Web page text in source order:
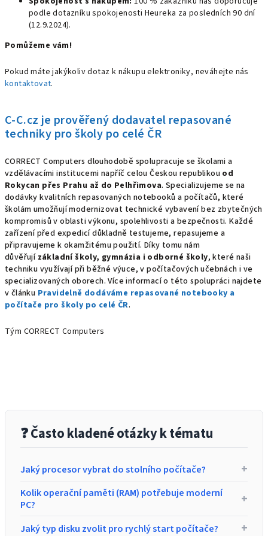
podle dotazníku spokojenosti Heureka za posledních 90 dní
(12.9.2024).
Pomůžeme vám!
Pokud máte jakýkoliv dotaz k nákupu elektroniky, neváhejte nás
kontaktovat.
C-C.cz je prověřený dodavatel repasované
techniky pro školy po celé ČR
CORRECT Computers dlouhodobě spolupracuje se školami a
vzdělávacími institucemi napříč celou Českou republikou od
Rokycan přes Prahu až do Pelhřimova. Specializujeme se na
dodávky kvalitních repasovaných notebooků a počítačů, které
školám umožňují modernizovat technické vybavení bez zbytečných
kompromisů v oblasti výkonu, spolehlivosti a bezpečnosti. Každé
zařízení před expedicí důkladně testujeme, repasujeme a
připravujeme k okamžitému použití. Díky tomu nám
důvěřují základní školy, gymnázia i odborné školy, které naši
techniku využívají při běžné výuce, v počítačových učebnách i ve
specializovaných oborech. Více informací o této spolupráci najdete
v článku Pravidelně dodáváme repasované notebooky a
počítače pro školy po celé ČR.
Tým CORRECT Computers
❓ Často kladené otázky k tématu
Jaký procesor vybrat do stolního počítače? +
Pro běžnou domácí práci a jako kancelářský počítačplně
dostačuje Intel Core i3 nebo i5. Pro náročné úkony, editaci
videa nebo hraní her volte raději výkonné procesory řady
Intel Core i7 či i9.
Kolik operační paměti (RAM) potřebuje moderní
PC?
+
Standardem pro plynulý chod systému a aplikací je dnes 8
GB RAM. Pokud plánujete pracovat s více programy naráz
Jaký typ disku zvolit pro rychlý start počítače? +